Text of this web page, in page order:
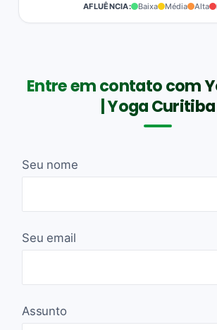
AFLUÊNCIA: Baixa Média Alta
Entre em contato com
| Yoga Curitiba
Seu nome
Seu email
Assunto